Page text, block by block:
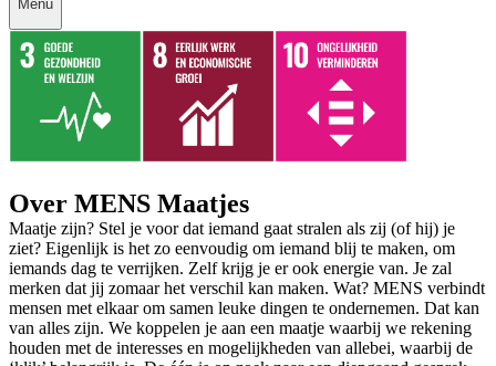
Menu
Over MENS Maatjes
Maatje zijn? Stel je voor dat iemand gaat stralen als zij (of hij) je
ziet? Eigenlijk is het zo eenvoudig om iemand blij te maken, om
iemands dag te verrijken. Zelf krijg je er ook energie van. Je zal
merken dat jij zomaar het verschil kan maken. Wat? MENS verbindt
mensen met elkaar om samen leuke dingen te ondernemen. Dat kan
van alles zijn. We koppelen je aan een maatje waarbij we rekening
houden met de interesses en mogelijkheden van allebei, waarbij de